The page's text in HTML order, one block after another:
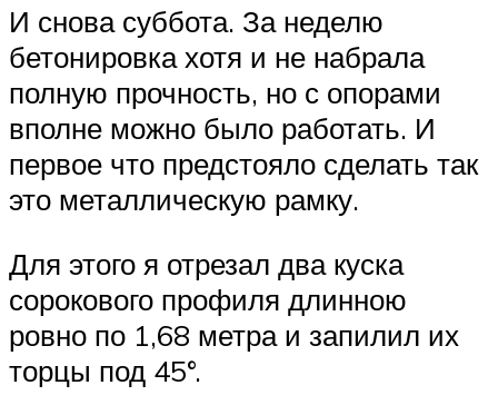
И снова суббота. За неделю
бетонировка хотя и не набрала
полную прочность, но с опорами
вполне можно было работать. И
первое что предстояло сделать так
это металлическую рамку.
Для этого я отрезал два куска
сорокового профиля длинною
ровно по 1,68 метра и запилил их
торцы под 45°.